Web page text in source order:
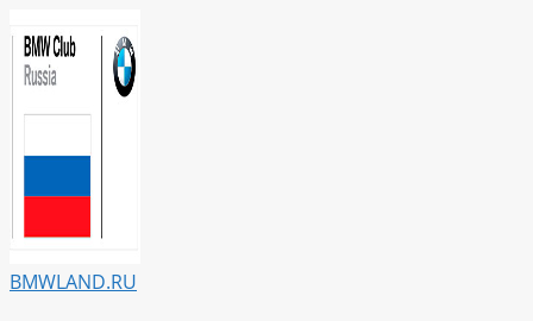
к
содержимому
BMWLAND.RU